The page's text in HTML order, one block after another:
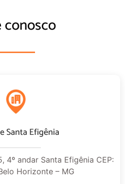
conosco
Santa Efigênia
4º andar Santa Efigênia CEP:
Horizonte – MG